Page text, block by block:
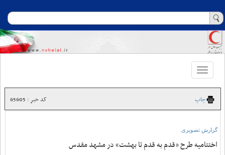
Toggle
navigation
چاپ کد خبر : 65605
گزارش تصویری
اختتامیه طرح «قدم به قدم تا بهشت» در مشهد مقدس